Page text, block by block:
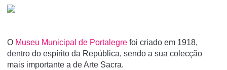
O Museu Municipal de Portalegre foi criado em 1918,
dentro do espí­rito da República, sendo a sua colecção
mais importante a de Arte Sacra.